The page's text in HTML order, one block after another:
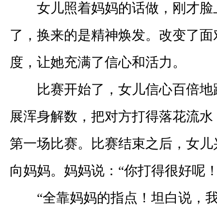
女儿照着妈妈的话做，刚才脸
了，换来的是精神焕发。改变了
度，让她充满了信心和活力。
比赛开始了，女儿信心百倍地
展浑身解数，把对方打得落花流
第一场比赛。比赛结束之后，女
向妈妈。妈妈说：“你打得很好呢
“全靠妈妈的指点！坦白说，